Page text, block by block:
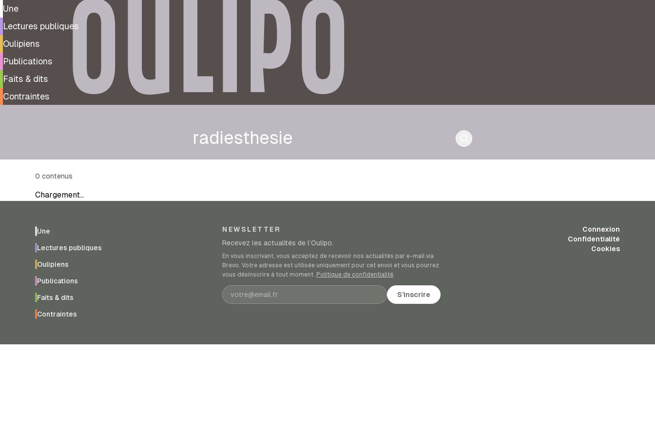
Une
Lectures publiques
Oulipiens
Publications
Faits & dits
Contraintes
OULIPO
radiesthesie
0 contenus
Chargement…
Une
Lectures publiques
Oulipiens
Publications
Faits & dits
Contraintes
NEWSLETTER
Recevez les actualités de l’Oulipo.
En vous inscrivant, vous acceptez de recevoir nos actualités par e-mail via
Brevo. Votre adresse est utilisée uniquement pour cet envoi et vous pourrez
vous désinscrire à tout moment. Politique de confidentialité.
Adresse e-mail S’inscrire
Connexion
Confidentialité
Cookies